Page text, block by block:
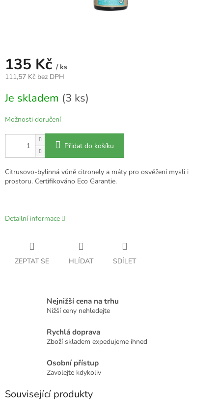
135 Kč / ks
111,57 Kč bez DPH
cena:
Je skladem (3 ks)
Možnosti doručení
Přidat do košíku
Citrusovo-bylinná vůně citronely a máty pro osvěžení mysli i
prostoru. Certifikováno Eco Garantie.
Detailní informace
ZEPTAT SE HLÍDAT SDÍLET
Nejnižší cena na trhu
Nižší ceny nehledejte
Rychlá doprava
Zboží skladem expedujeme ihned
Osobní přístup
Zavolejte kdykoliv
Související produkty